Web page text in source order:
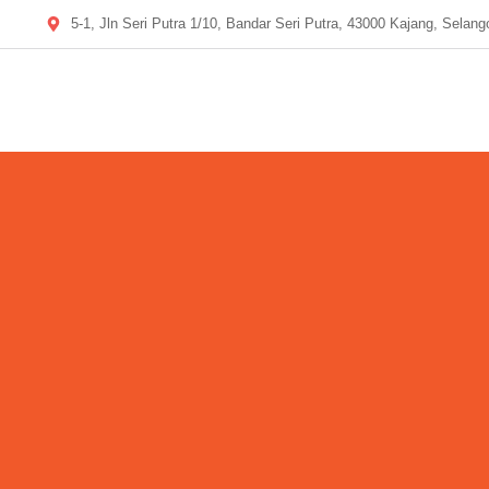
5-1, Jln Seri Putra 1/10, Bandar Seri Putra, 43000 Kajang,